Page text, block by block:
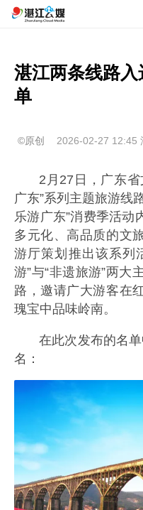
湛江两条线路入
单
©原创 2026-02-27 12:45
2月27日，广东
广东”系列主题旅游线
乐游广东”消费季活动
多元化、高品质的文
游厅策划推出该系列
游”与“非遗旅游”两大
路，邀请广大游客在
瑰宝中品味岭南。
在此次发布的名
名：